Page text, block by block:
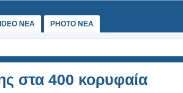
NEA PHOTO NEA
στα 400 κορυφαία